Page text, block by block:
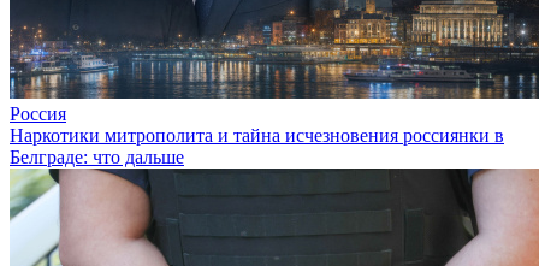
Россия
Наркотики митрополита и тайна исчезновения россиянки в
Белграде: что дальше